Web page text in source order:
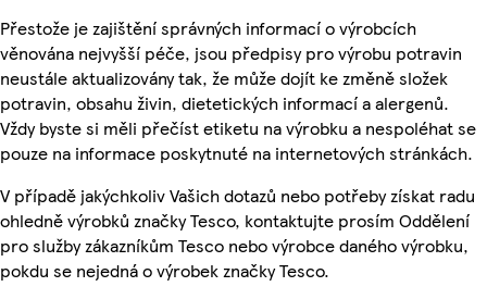
Přestože je zajištění správných informací o výrobcích
věnována nejvyšší péče, jsou předpisy pro výrobu potravin
neustále aktualizovány tak, že může dojít ke změně složek
potravin, obsahu živin, dietetických informací a alergenů.
Vždy byste si měli přečíst etiketu na výrobku a nespoléhat se
pouze na informace poskytnuté na internetových stránkách.
V případě jakýchkoliv Vašich dotazů nebo potřeby získat radu
ohledně výrobků značky Tesco, kontaktujte prosím Oddělení
pro služby zákazníkům Tesco nebo výrobce daného výrobku,
pokdu se nejedná o výrobek značky Tesco.